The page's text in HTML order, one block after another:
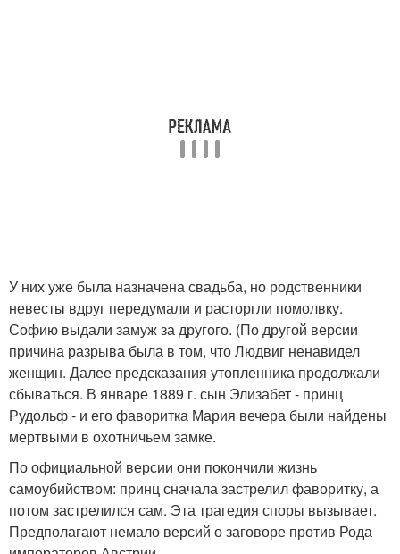
У них уже была назначена свадьба, но родственники
невесты вдруг передумали и расторгли помолвку.
Софию выдали замуж за другого. (По другой версии
причина разрыва была в том, что Людвиг ненавидел
женщин. Далее предсказания утопленника продолжали
сбываться. В январе 1889 г. сын Элизабет - принц
Рудольф - и его фаворитка Мария вечера были найдены
мертвыми в охотничьем замке.
По официальной версии они покончили жизнь
самоубийством: принц сначала застрелил фаворитку, а
потом застрелился сам. Эта трагедия споры вызывает.
Предполагают немало версий о заговоре против Рода